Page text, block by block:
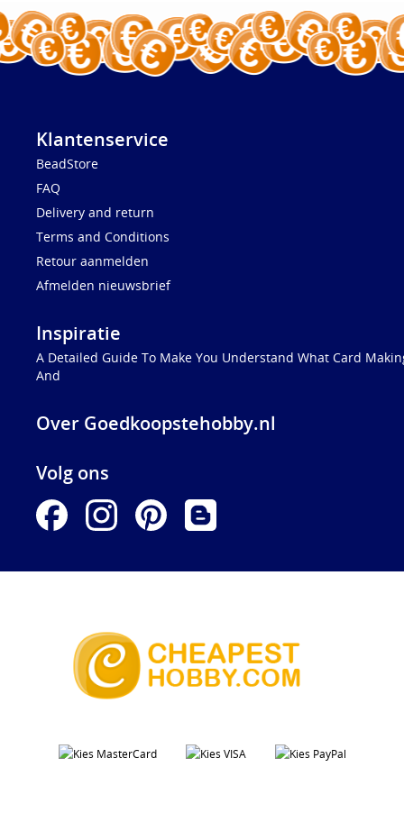
Klantenservice
BeadStore
FAQ
Delivery and return
Terms and Conditions
Retour aanmelden
Afmelden nieuwsbrief
Inspiratie
A Detailed Guide To Make You Understand What Card
And
Over Goedkoopstehobby.nl
Volg ons